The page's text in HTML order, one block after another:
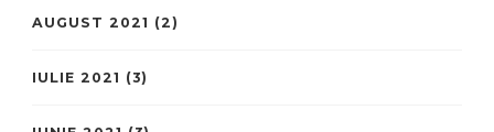
AUGUST 2021 (2)
IULIE 2021 (3)